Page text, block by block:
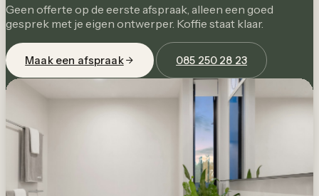
Geen offerte op de eerste afspraak, alleen een goed
gesprek met je eigen ontwerper. Koffie staat klaar.
Maak een afspraak 085 250 28 23